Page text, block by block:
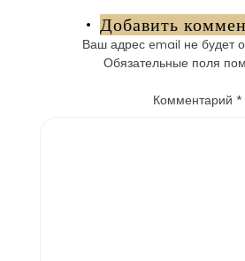
записям
Добавить
Ваш адрес email не будет
Обязательные поля
Комментарий*